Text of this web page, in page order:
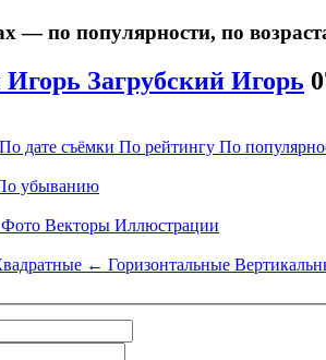
— по популярности, по
Загрубский Игорь
По дате съёмки По рейтингу По
убыванию
Фото Векторы Иллюстрации
← Горизонтальные